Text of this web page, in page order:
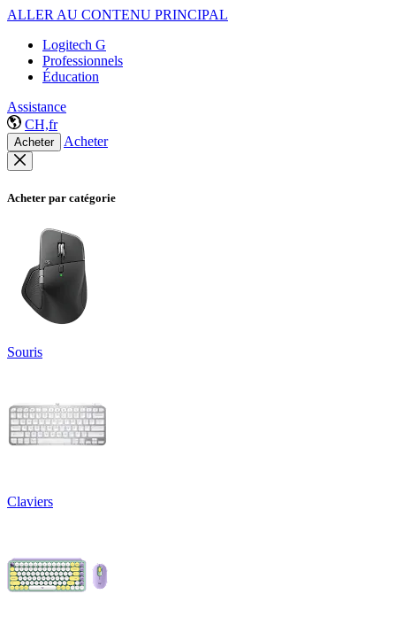
ALLER AU CONTENU PRINCIPAL
Logitech G
Professionnels
Éducation
Assistance
CH,fr
Acheter Acheter
Acheter par catégorie
Souris
Claviers